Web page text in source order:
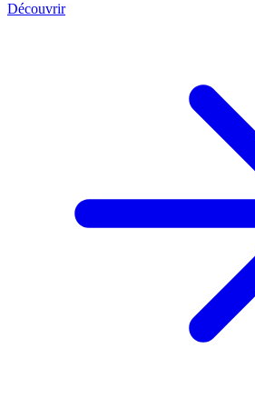
Découvrir